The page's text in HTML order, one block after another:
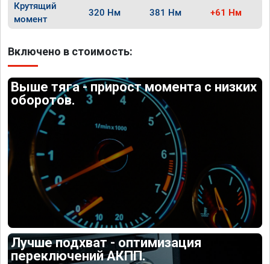
Крутящий
момент
320 Нм 381 Нм +61 Нм
Включено в стоимость:
Выше тяга - прирост момента с низких
оборотов.
Лучше подхват - оптимизация
переключений АКПП.